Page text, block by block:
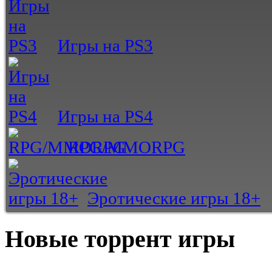
Игры на PS3
Игры на PS4
RPG/MMORPG
Эротические игры 18+
Новые торрент игры